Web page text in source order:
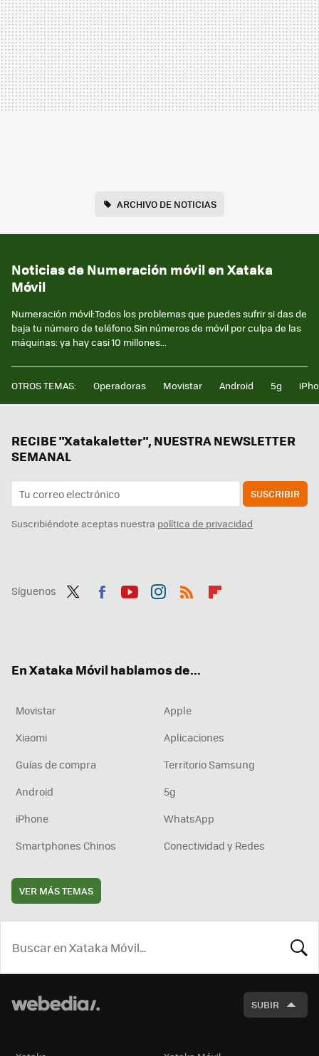
ARCHIVO DE NOTICIAS
Noticias de Numeración móvil en Xataka
Móvil
Numeración móvil:Todos los problemas que puedes sufrir si das de
baja tu número de teléfono.Sin números de móvil por culpa de las
máquinas: ya hay casi 10 millones...
OTROS TEMAS: Operadoras Movistar Android 5g
RECIBE "Xatakaletter", NUESTRA NEWSLETTER
SEMANAL
SUSCRIBIR
Suscribiéndote aceptas nuestra política de privacidad
Síguenos
En Xataka Móvil hablamos de...
Movistar
Apple
Xiaomi
Aplicaciones
Guías de compra
Territorio Samsung
Android
5g
iPhone
WhatsApp
Smartphones Chinos
Conectividad y Redes
VER MÁS TEMAS
SUBIR